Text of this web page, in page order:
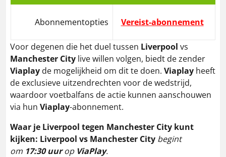
Abonnementopties Vereist-abonnement
Voor degenen die het duel tussen Liverpool vs
Manchester City live willen volgen, biedt de zender
Viaplay de mogelijkheid om dit te doen. Viaplay heeft
de exclusieve uitzendrechten voor de wedstrijd,
waardoor voetbalfans de actie kunnen aanschouwen
via hun Viaplay-abonnement.
Waar je Liverpool tegen Manchester City kunt
kijken: Liverpool vs Manchester City begint
om 17:30 uurop ViaPlay.